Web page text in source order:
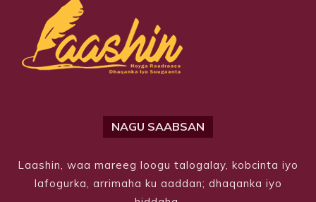
NAGU SAABSAN
Laashin, waa mareeg loogu talogalay, kobcinta iyo
lafogurka, arrimaha ku aaddan; dhaqanka iyo